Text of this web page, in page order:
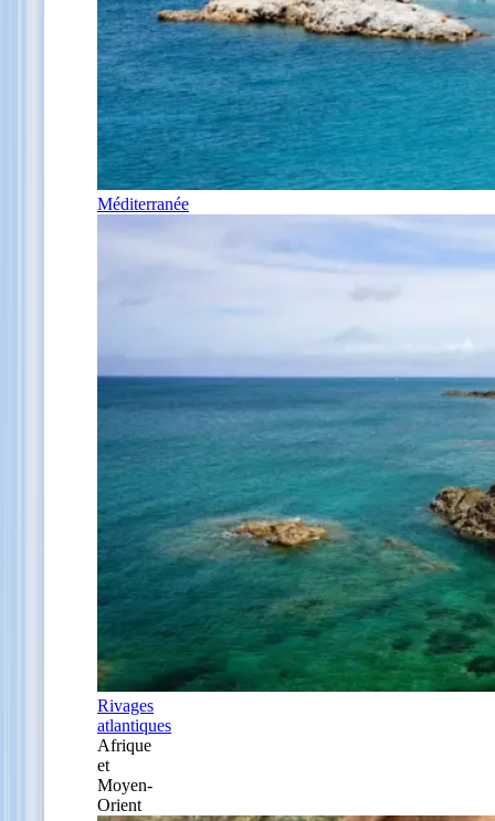
Méditerranée
Rivages
atlantiques
Afrique
et
Moyen-
Orient